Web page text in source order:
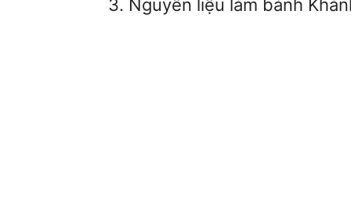
3. Nguyên liệu làm bánh